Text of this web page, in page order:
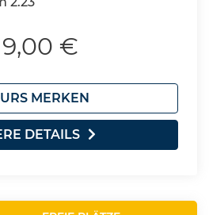
€
MERKEN
DETAILS